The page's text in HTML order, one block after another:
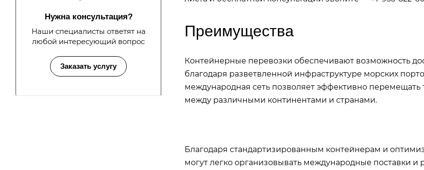
Преимущества
Контейнерные перевозки обеспечивают возможность
благодаря разветвленной инфраструктуре морских
международная сеть позволяет эффективно
между различными континентами и странами.
Благодаря стандартизированным контейнерам и
могут легко организовывать международные поставки
Нужна консультация?
Наши специалисты ответят на
любой интересующий вопрос
Заказать услугу